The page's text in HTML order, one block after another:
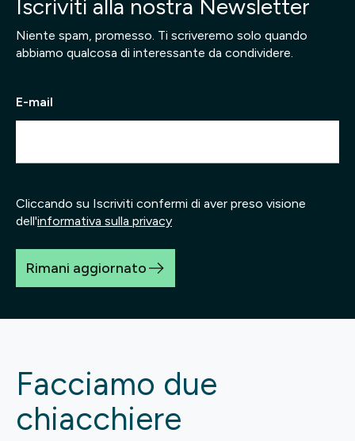
Iscriviti alla nostra Newsletter
Niente spam, promesso. Ti scriveremo solo quando
abbiamo qualcosa di interessante da condividere.
E-mail
Cliccando su Iscriviti confermi di aver preso visione
dell'informativa sulla privacy
Rimani aggiornato
Facciamo due
chiacchiere